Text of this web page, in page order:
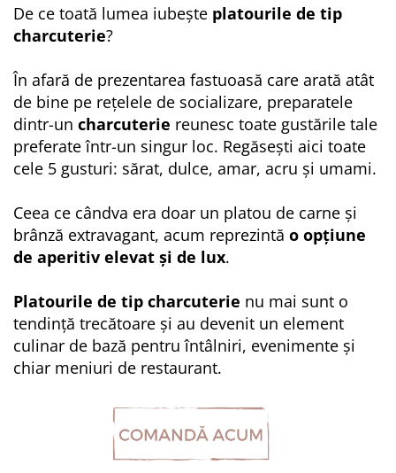
De ce toată lumea iubește platourile de tip
charcuterie?
În afară de prezentarea fastuoasă care arată atât
de bine pe rețelele de socializare, preparatele
dintr-un charcuterie reunesc toate gustările tale
preferate într-un singur loc. Regăsești aici toate
cele 5 gusturi: sărat, dulce, amar, acru și umami.
Ceea ce cândva era doar un platou de carne și
brânză extravagant, acum reprezintă o opțiune
de aperitiv elevat și de lux.
Platourile de tip charcuterie nu mai sunt o
tendință trecătoare și au devenit un element
culinar de bază pentru întâlniri, evenimente și
chiar meniuri de restaurant.